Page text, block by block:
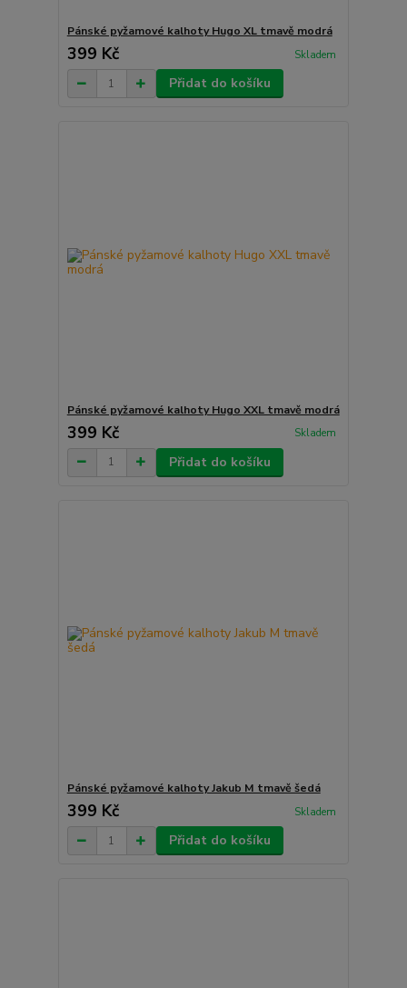
Pánské pyžamové kalhoty Hugo XL tmavě modrá
399 Kč Skladem
Přidat do košíku
Pánské pyžamové kalhoty Hugo XXL tmavě modrá
399 Kč Skladem
Přidat do košíku
Pánské pyžamové kalhoty Jakub M tmavě šedá
399 Kč Skladem
Přidat do košíku